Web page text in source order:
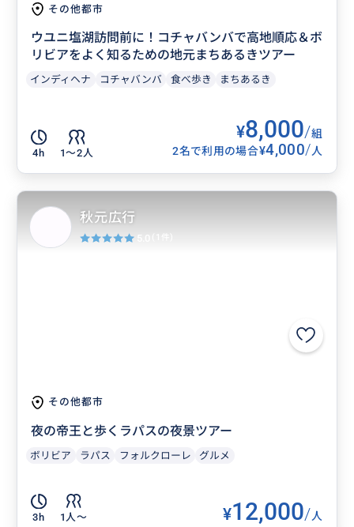
その他都市
ウユニ塩湖訪問前に！コチャバンバで高地順応＆ボ
リビアをよく知るための地元まちあるきツアー
インディヘナ コチャバンバ 食べ歩き まちあるき
4h 1〜2人
¥8,000/組
2名で利用の場合¥4,000/人
その他都市
夜の帝王と歩くラパスの夜景ツアー
ボリビア ラパス フォルクローレ グルメ
3h 1人〜 ¥12,000/人
秋元広行
5.0 (1件)